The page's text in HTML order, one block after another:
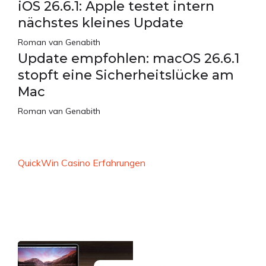
iOS 26.6.1: Apple testet intern
nächstes kleines Update
Roman van Genabith
Update empfohlen: macOS 26.6.1
stopft eine Sicherheitslücke am
Mac
Roman van Genabith
QuickWin Casino Erfahrungen